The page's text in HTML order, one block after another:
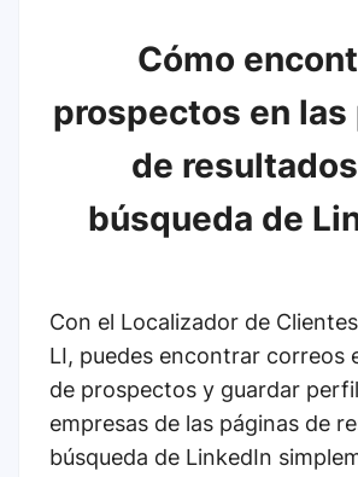
Cómo
prospectos en las
de
búsqueda de
Con el Localizador de
LI, puedes encontrar correos
de prospectos y guardar
empresas de las páginas de
búsqueda de LinkedIn